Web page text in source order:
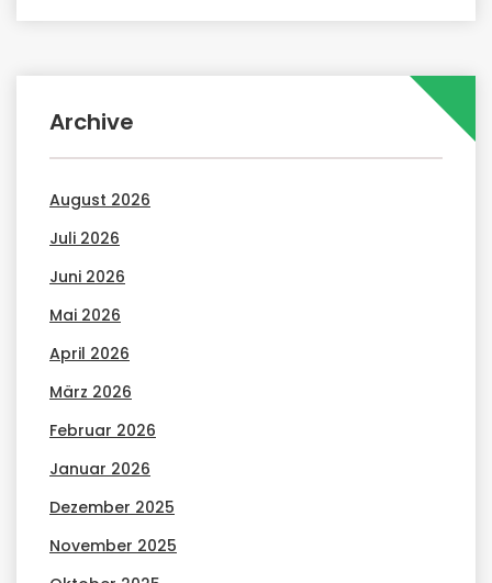
Archive
August 2026
Juli 2026
Juni 2026
Mai 2026
April 2026
März 2026
Februar 2026
Januar 2026
Dezember 2025
November 2025